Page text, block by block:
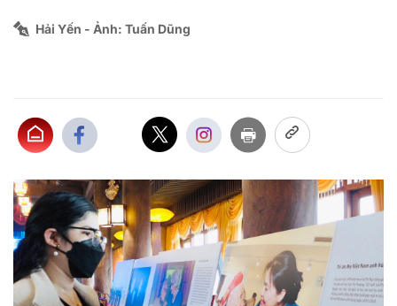
Hải Yến - Ảnh: Tuấn Dũng